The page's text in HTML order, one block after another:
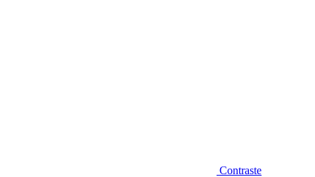
Contraste